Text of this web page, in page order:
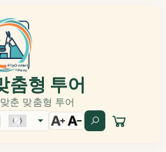
춤형 투어
춘 맞춤형 투어